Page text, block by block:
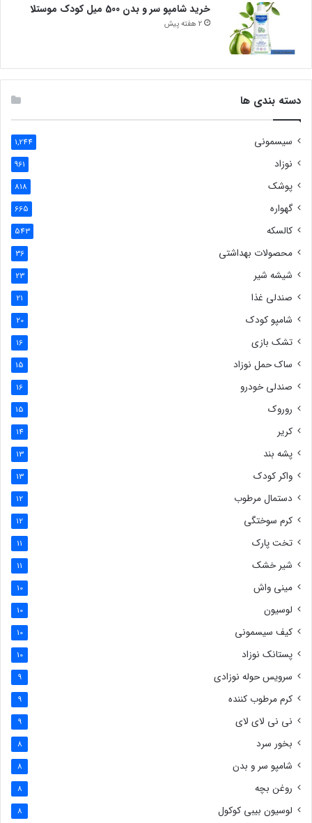
خرید شامپو سر و بدن 500 میل کودک موستلا
2 هفته پیش
دسته بندی ها
سیسمونی 1,244
نوزاد 961
پوشک 818
گهواره 665
کالسکه 543
محصولات بهداشتی 36
شیشه شیر 23
صندلی غذا 21
شامپو کودک 20
تشک بازی 16
ساک حمل نوزاد 15
صندلی خودرو 16
روروک 15
کریر 14
پشه بند 13
واکر کودک 13
دستمال مرطوب 12
کرم سوختگی 12
تخت پارک 11
شیر خشک 11
مینی واش 10
لوسیون 10
کیف سیسمونی 10
پستانک نوزاد 10
سرویس حوله نوزادی 9
کرم مرطوب کننده 9
نی نی لای لای 9
بخور سرد 8
شامپو سر و بدن 8
روغن بچه 8
لوسیون بیبی کوکول 8